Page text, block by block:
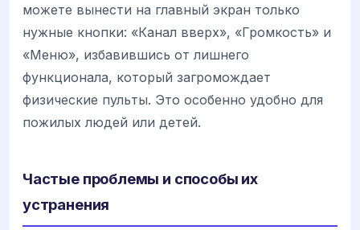
можете вынести на главный экран только
нужные кнопки: «Канал вверх», «Громкость» и
«Меню», избавившись от лишнего
функционала, который загромождает
физические пульты. Это особенно удобно для
пожилых людей или детей.
Частые проблемы и способы их
устранения